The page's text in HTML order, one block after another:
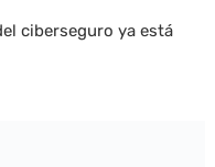
ciberseguro ya está